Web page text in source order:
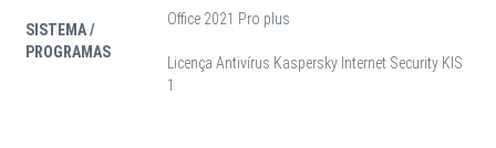
SISTEMA /
PROGRAMAS
Office 2021 Pro plus
Licença Antivírus Kaspersky Internet Security KIS
1